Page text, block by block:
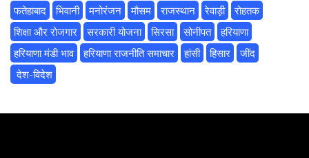
फतेहाबाद
भिवानी मनोरंजन मौसम राजस्थान रेवाड़ी
रोहतक
शिक्षा और रोजगार
सरकारी योजना सिरसा सोनीपत
हरियाणा
हरियाणा मंडी भाव
हरियाणा राजनीति समाचार हांसी हिसार
‌जींद
‌ देश-विदेश